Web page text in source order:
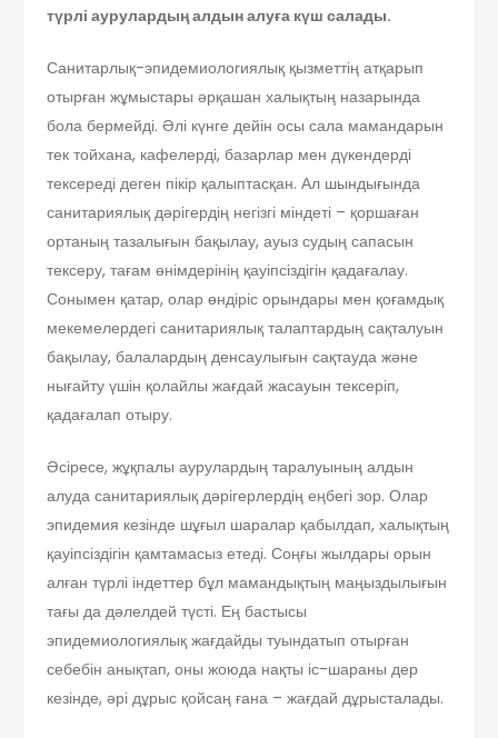
түрлі аурулардың алдын алуға күш салады.
Санитарлық-эпидемиологиялық қызметтің атқарып
отырған жұмыстары әрқашан халықтың назарында
бола бермейді. Әлі күнге дейін осы сала мамандарын
тек тойхана, кафелерді, базарлар мен дүкендерді
тексереді деген пікір қалыптасқан. Ал шындығында
санитариялық дәрігердің негізгі міндеті – қоршаған
ортаның тазалығын бақылау, ауыз судың сапасын
тексеру, тағам өнімдерінің қауіпсіздігін қадағалау.
Сонымен қатар, олар өндіріс орындары мен қоғамдық
мекемелердегі санитариялық талаптардың сақталуын
бақылау, балалардың денсаулығын сақтауда және
нығайту үшін қолайлы жағдай жасауын тексеріп,
қадағалап отыру.
Әсіресе, жұқпалы аурулардың таралуының алдын
алуда санитариялық дәрігерлердің еңбегі зор. Олар
эпидемия кезінде шұғыл шаралар қабылдап, халықтың
қауіпсіздігін қамтамасыз етеді. Соңғы жылдары орын
алған түрлі індеттер бұл мамандықтың маңыздылығын
тағы да дәлелдей түсті. Ең бастысы
эпидемиологиялық жағдайды туындатып отырған
себебін анықтап, оны жоюда нақты іс-шараны дер
кезінде, әрі дұрыс қойсаң ғана – жағдай дұрысталады.